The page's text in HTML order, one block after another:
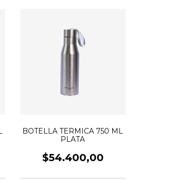
BOTELLA TERMICA 750 ML
PLATA
$54.400,00